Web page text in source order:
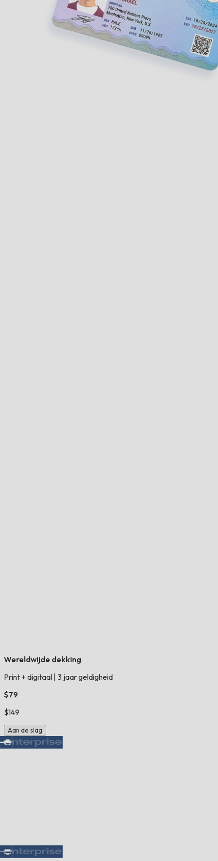
Wereldwijde dekking
Print + digitaal 3 jaar geldigheid
$79
$149
Aan de slag